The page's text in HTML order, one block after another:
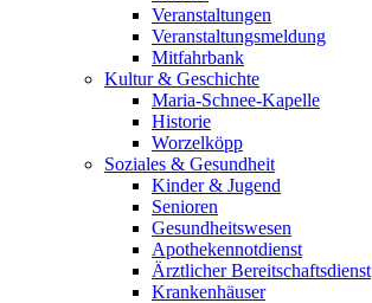
Veranstaltungen
Veranstaltungsmeldung
Mitfahrbank
Kultur & Geschichte
Maria-Schnee-Kapelle
Historie
Worzelköpp
Soziales & Gesundheit
Kinder & Jugend
Senioren
Gesundheitswesen
Apothekennotdienst
Ärztlicher Bereitschaftsdienst
Krankenhäuser